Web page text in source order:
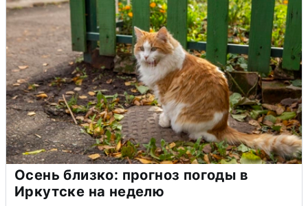
Осень близко: прогноз погоды в
Иркутске на неделю